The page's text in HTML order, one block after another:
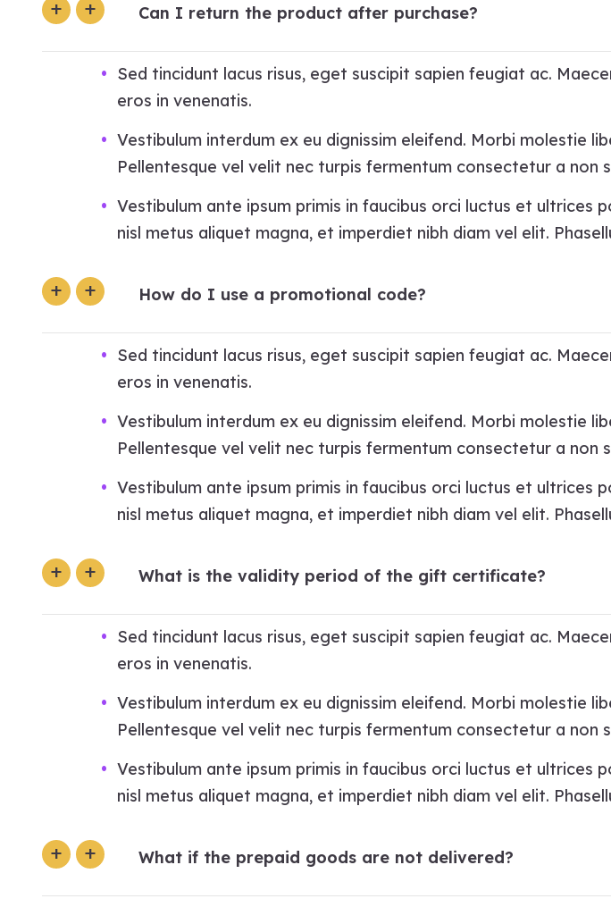
Can I return the product after purchase?
Sed tincidunt lacus risus, eget suscipit sapien feugiat ac.
eros in venenatis.
Vestibulum interdum ex eu dignissim eleifend. Morbi molestie
Pellentesque vel velit nec turpis fermentum consectetur a non
Vestibulum ante ipsum primis in faucibus orci luctus et ultrices
nisl metus aliquet magna, et imperdiet nibh diam vel elit.
How do I use a promotional code?
Sed tincidunt lacus risus, eget suscipit sapien feugiat ac.
eros in venenatis.
Vestibulum interdum ex eu dignissim eleifend. Morbi molestie
Pellentesque vel velit nec turpis fermentum consectetur a non
Vestibulum ante ipsum primis in faucibus orci luctus et ultrices
nisl metus aliquet magna, et imperdiet nibh diam vel elit.
What is the validity period of the gift certificate?
Sed tincidunt lacus risus, eget suscipit sapien feugiat ac.
eros in venenatis.
Vestibulum interdum ex eu dignissim eleifend. Morbi molestie
Pellentesque vel velit nec turpis fermentum consectetur a non
Vestibulum ante ipsum primis in faucibus orci luctus et ultrices
nisl metus aliquet magna, et imperdiet nibh diam vel elit.
What if the prepaid goods are not delivered?